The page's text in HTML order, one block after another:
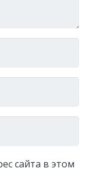
сайта в этом